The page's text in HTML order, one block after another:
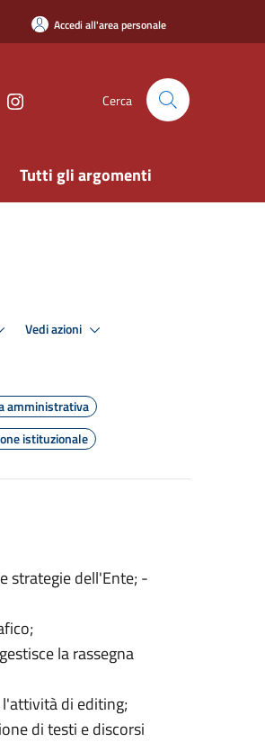
Accedi all'area personale
Cerca
Tutti gli argomenti
Vedi azioni
amministrativa
istituzionale
strategie dell'Ente; -
la rassegna
di editing;
di testi e discorsi